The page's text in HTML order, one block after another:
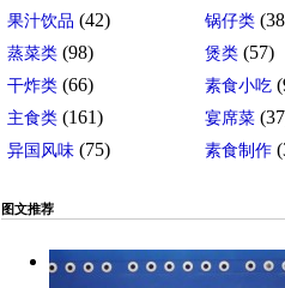
果汁饮品 (42) 锅仔类
蒸菜类 (98) 煲类 (57)
干炸类 (66) 素食小吃
主食类 (161) 宴席菜
异国风味 (75) 素食制作
图文推荐
相约2022中国厦门国际素